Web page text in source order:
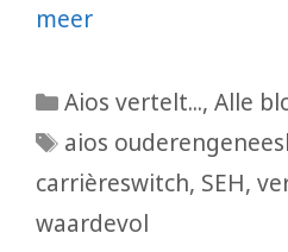
meer
Categorieën
Aios vertelt...,Alle
Tags
aios
carrièreswitch, SEH,
waardevol